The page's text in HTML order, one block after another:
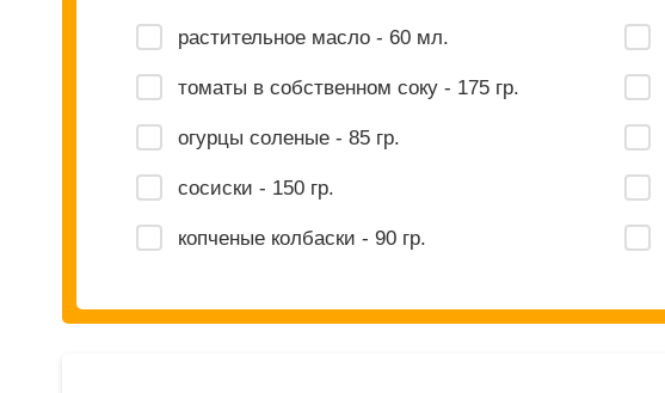
растительное масло - 60 мл.
томаты в собственном соку - 175 гр.
огурцы соленые - 85 гр.
сосиски - 150 гр.
копченые колбаски - 90 гр.